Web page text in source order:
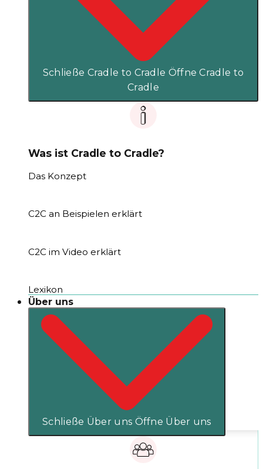
Schließe Cradle to Cradle Öffne Cradle to
Cradle
Was ist Cradle to Cradle?
Das Konzept
C2C an Beispielen erklärt
C2C im Video erklärt
Lexikon
Über uns
Schließe Über uns Öffne Über uns